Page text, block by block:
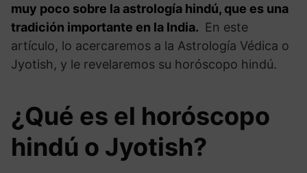
muy poco sobre la astrología hindú, que es una
tradición importante en la India. En este
artículo, lo acercaremos a la Astrología Védica o
Jyotish, y le revelaremos su horóscopo hindú.
¿Qué es el horóscopo
hindú o Jyotish?